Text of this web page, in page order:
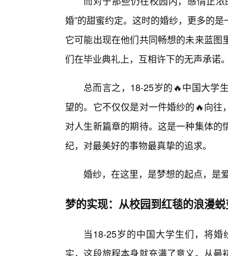
婚”的甜蜜约定。这时的婚纱，更多的
它可能出现在他们共同畅想的未来蓝
们在毕业典礼上，互相许下的无声承诺
总而言之，18-25岁的🔥中国大学
望的。它不仅仅是对一件婚纱的🔥向
对人生新篇章的期待。这是一种集体
纪，对最美好的事物最真挚的追求。
婚纱，在这里，是梦想的起点，是
梦的实现：从校园到红毯的浪漫
当18-25岁的中国大学生们，将
实，这段旅程本身就充满了意义。从